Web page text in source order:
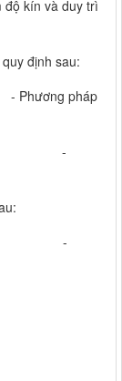
độ kín và duy trì
định sau:
Phương pháp
mm -
-